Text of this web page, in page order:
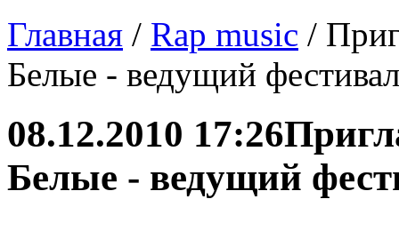
Главная / Rap music /
Белые - ведущий
08.12.2010 17:26
Белые - ведущий